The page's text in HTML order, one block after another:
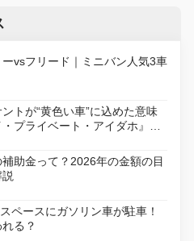
vsフリード｜ミニバン人気3車
トが“黄色い車”に込めた意味
プライベート・アイダホ』が
ター版で復活
助金って？2026年の金額の目
ペースにガソリン車が駐車！
る？